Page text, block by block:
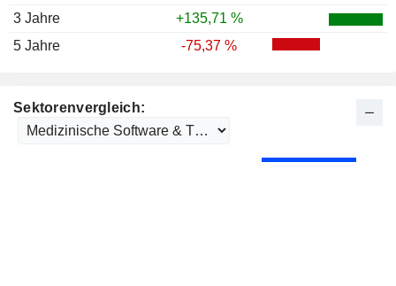
3 Jahre
+135,71 %
5 Jahre
-75,37 %
Sektorenvergleich: